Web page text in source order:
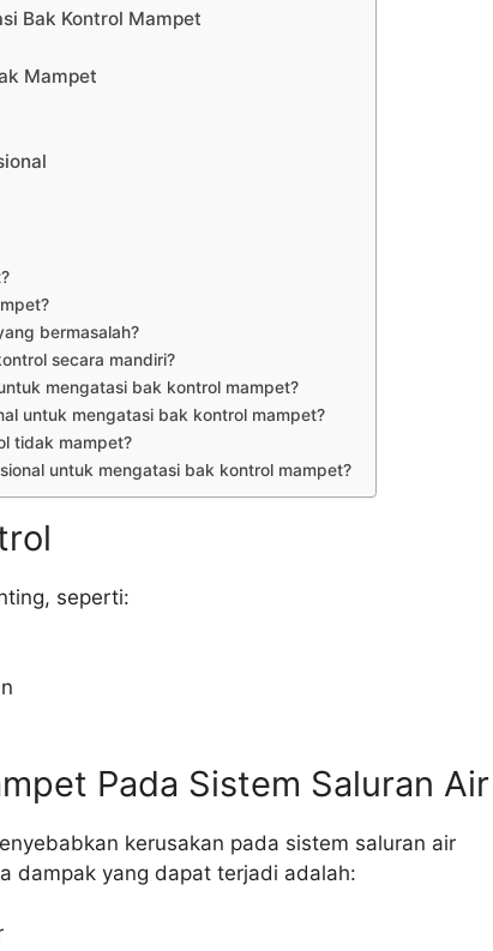
Bak Kontrol Mampet
Mampet
bermasalah?
secara mandiri?
mengatasi bak kontrol mampet?
untuk mengatasi bak kontrol mampet?
tidak mampet?
untuk mengatasi bak kontrol mampet?
seperti:
Pada Sistem Saluran Air
kerusakan pada sistem saluran air
dampak yang dapat terjadi adalah: